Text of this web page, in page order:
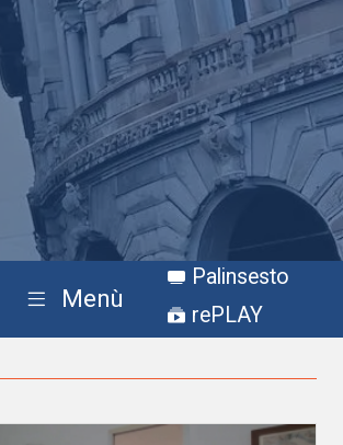
Menù
Palinsesto
rePLAY